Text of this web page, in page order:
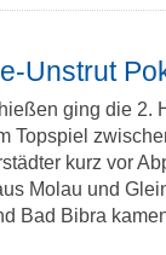
Unstrut
ging die 2.
Topspiel
kurz vor
Molau und
Bad Bibra